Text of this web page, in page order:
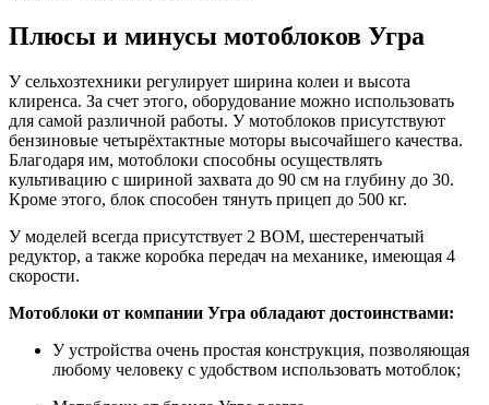
Плюсы и минусы мотоблоков Угра
У сельхозтехники регулирует ширина колеи и высота
клиренса. За счет этого, оборудование можно использовать
для самой различной работы. У мотоблоков присутствуют
бензиновые четырёхтактные моторы высочайшего качества.
Благодаря им, мотоблоки способны осуществлять
культивацию с шириной захвата до 90 см на глубину до 30.
Кроме этого, блок способен тянуть прицеп до 500 кг.
У моделей всегда присутствует 2 ВОМ, шестеренчатый
редуктор, а также коробка передач на механике, имеющая 4
скорости.
Мотоблоки от компании Угра обладают достоинствами:
У устройства очень простая конструкция, позволяющая
любому человеку с удобством использовать мотоблок;